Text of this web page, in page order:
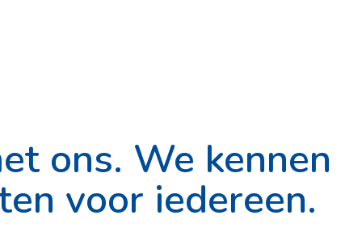
ons. We kennen
voor iedereen.